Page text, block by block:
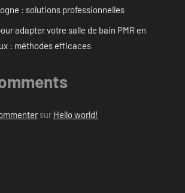
: solutions professionnelles
adapter votre salle de bain PMR en
: méthodes efficaces
sur Hello world!